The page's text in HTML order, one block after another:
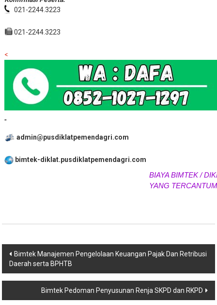
-Daftarkan Segera, Tempat Terbatas
021-2244.3223
"
admin@pusdiklatpemendagri.com
Navigasi
Bimtek Manajemen Pengelolaan Keuangan Pajak Dan Retribusi